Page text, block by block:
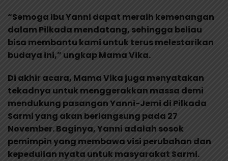
“Semoga Ibu Yanni dapat meraih kemenangan
dalam Pilkada mendatang, sehingga beliau
bisa membantu kami untuk terus melestarikan
budaya ini,” ungkap Mama Vika.
Di akhir acara, Mama Vika juga menyatakan
tekadnya untuk menggerakkan massa demi
mendukung pasangan Yanni-Jemi di Pilkada
Sarmi yang akan berlangsung pada 27
November. Baginya, Yanni adalah sosok
pemimpin yang membawa visi perubahan dan
kepedulian nyata untuk masyarakat Sarmi.